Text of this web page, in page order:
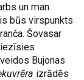
un man
būs virspunkts
Šovasar
Bujonas
izrādēs